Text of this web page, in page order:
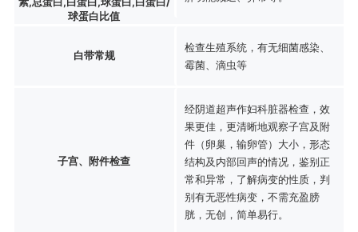
球蛋白比值
白带常规
检查生殖系统，有无细菌感染、
霉菌、滴虫等
子宫、附件检查
经阴道超声作妇科脏器检查，效
果更佳，更清晰地观察子宫及附
件（卵巢，输卵管）大小，形态
结构及内部回声的情况，鉴别正
常和异常，了解病变的性质，判
别有无恶性病变，不需充盈膀
胱，无创，简单易行。